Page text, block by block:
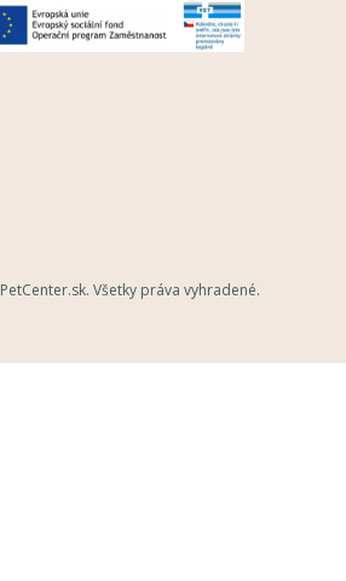
PetCenter.sk. Všetky práva vyhradené.